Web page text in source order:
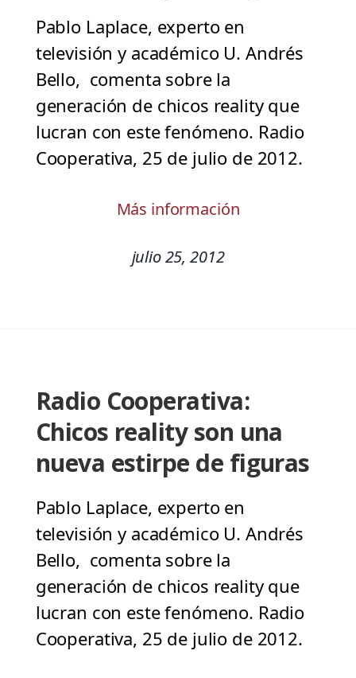
Pablo Laplace, experto en
televisión y académico U. Andrés
Bello, comenta sobre la
generación de chicos reality que
lucran con este fenómeno. Radio
Cooperativa, 25 de julio de 2012.
Más información
julio 25, 2012
Radio Cooperativa:
Chicos reality son una
nueva estirpe de figuras
Pablo Laplace, experto en
televisión y académico U. Andrés
Bello, comenta sobre la
generación de chicos reality que
lucran con este fenómeno. Radio
Cooperativa, 25 de julio de 2012.